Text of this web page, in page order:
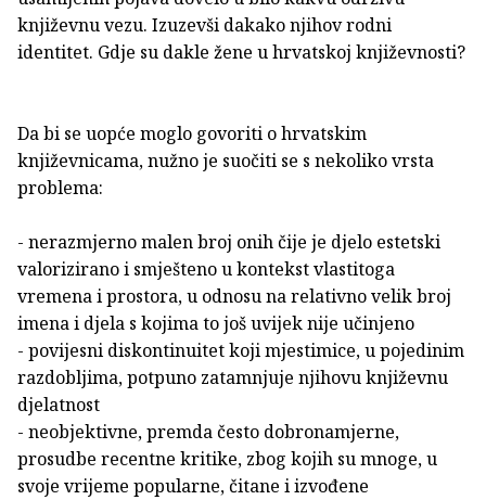
književnu vezu. Izuzevši dakako njihov rodni
identitet. Gdje su dakle žene u hrvatskoj književnosti?
Da bi se uopće moglo govoriti o hrvatskim
književnicama, nužno je suočiti se s nekoliko vrsta
problema:
- nerazmjerno malen broj onih čije je djelo estetski
valorizirano i smješteno u kontekst vlastitoga
vremena i prostora, u odnosu na relativno velik broj
imena i djela s kojima to još uvijek nije učinjeno
- povijesni diskontinuitet koji mjestimice, u pojedinim
razdobljima, potpuno zatamnjuje njihovu književnu
djelatnost
- neobjektivne, premda često dobronamjerne,
prosudbe recentne kritike, zbog kojih su mnoge, u
svoje vrijeme popularne, čitane i izvođene